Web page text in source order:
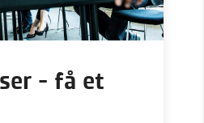
- få et